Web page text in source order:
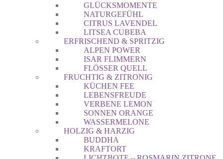
GLÜCKSMOMENTE
NATURGEFÜHL
CITRUS LAVENDEL
LITSEA CUBEBA
ERFRISCHEND & SPRITZIG
ALPEN POWER
ISAR FLIMMERN
FLÖSSER QUELL
FRUCHTIG & ZITRONIG
KÜCHEN FEE
LEBENSFREUDE
VERBENE LEMON
SONNEN ORANGE
WASSERMELONE
HOLZIG & HARZIG
BUDDHA
KRAFTORT